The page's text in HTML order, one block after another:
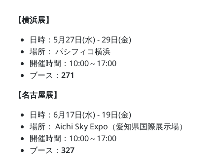
【横浜展】
日時：5月27日(水) - 29日(金)
場所： パシフィコ横浜
開催時間：10:00～17:00
ブース： 271
【名古屋展】
日時：6月17日(水) - 19日(金)
場所： Aichi Sky Expo（愛知県国際展示場）
開催時間：10:00～17:00
ブース： 327